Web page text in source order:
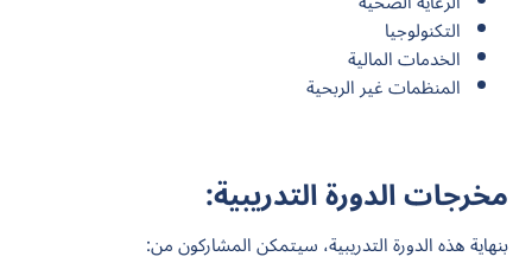
التكنولوجيا
الخدمات المالية
المنظمات غير الربحية
مخرجات الدورة التدريبية:
بنهاية هذه الدورة التدريبية، سيتمكن المشاركون من: